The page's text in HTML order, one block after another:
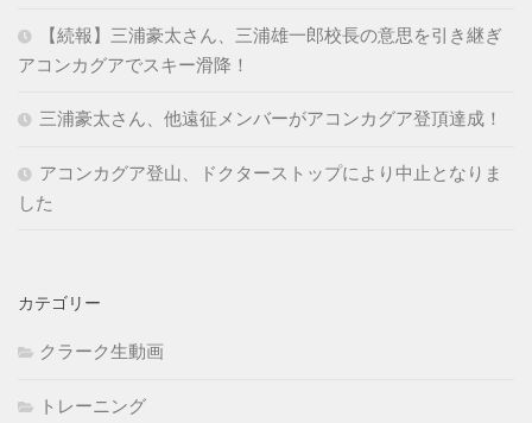
【続報】三浦豪太さん、三浦雄一郎校長の意思を引き継ぎ
アコンカグアでスキー滑降！
三浦豪太さん、他遠征メンバーがアコンカグア登頂達成！
アコンカグア登山、ドクターストップにより中止となりま
した
カテゴリー
クラーク生動画
トレーニング